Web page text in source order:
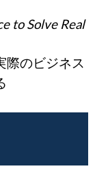
to Solve Real
際のビジネス